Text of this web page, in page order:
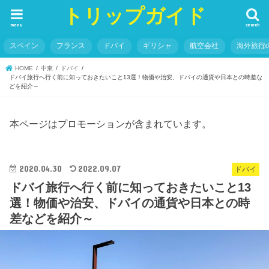
トリップガイド search
menu
スペイン フランス ドバイ ギリシャ 航空会社 海外旅行
HOME 中東
ドバイ
ドバイ旅行へ行く前に知っておきたいこと13選！物価や治安、ドバイの通貨や日本との時差な
どを紹介～
本ページはプロモーションが含まれています。
ドバイ
2020.04.30 2022.09.07
ドバイ旅行へ行く前に知っておきたいこと13
選！物価や治安、ドバイの通貨や日本との時
差などを紹介～